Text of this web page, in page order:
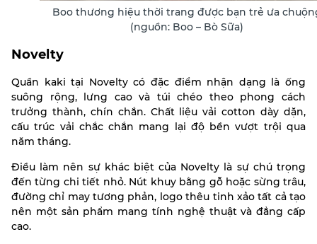
Boo thương hiệu thời trang được bạn trẻ ưa
(nguồn: Boo – Bò Sữa)
Novelty
Quần kaki tại Novelty có đặc điểm nhận dạng là ống
suông rộng, lưng cao và túi chéo theo phong cách
trưởng thành, chín chắn. Chất liệu vải cotton dày dặn,
cấu trúc vải chắc chắn mang lại độ bền vượt trội qua
năm tháng.
Điều làm nên sự khác biệt của Novelty là sự chú trọng
đến từng chi tiết nhỏ. Nút khuy bằng gỗ hoặc sừng trâu,
đường chỉ may tương phản, logo thêu tinh xảo tất cả tạo
nên một sản phẩm mang tính nghệ thuật và đẳng cấp
cao.